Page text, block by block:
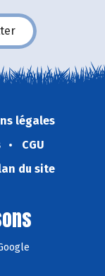
légales
CGU
du site